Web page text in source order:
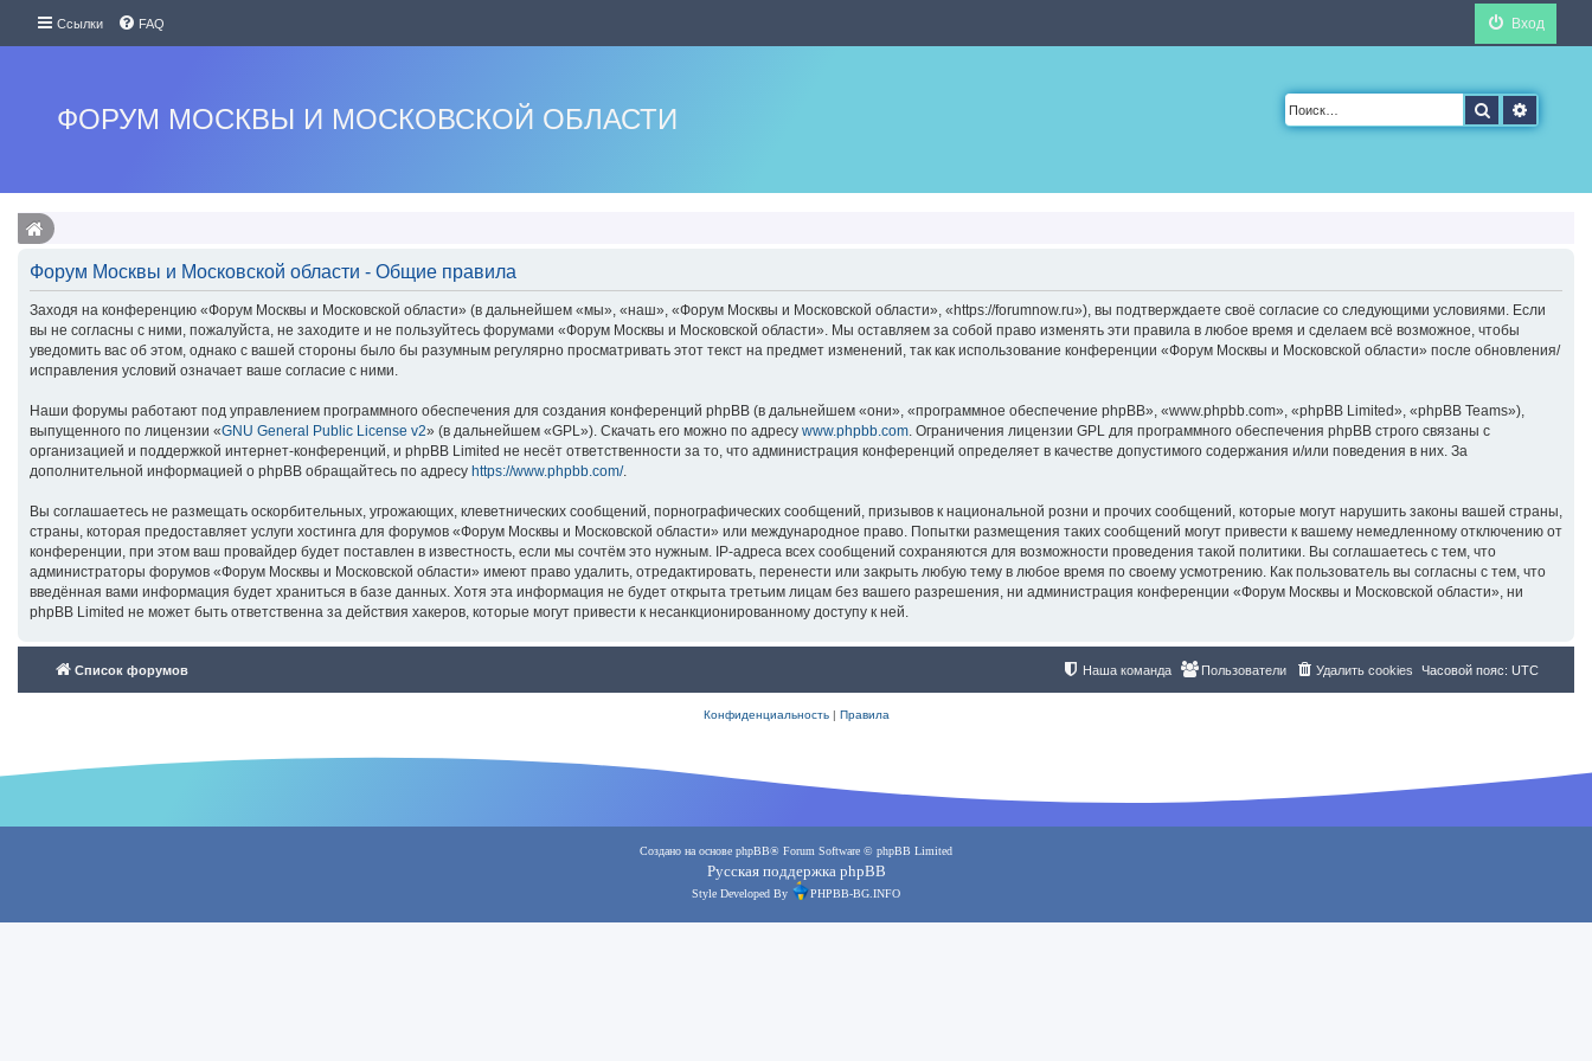
Ссылки FAQ Вход
ФОРУМ МОСКВЫ И МОСКОВСКОЙ ОБЛАСТИ Поиск
Форум Москвы и Московской области - Общие правила
Заходя на конференцию «Форум Москвы и Московской области» (в дальнейшем «мы», «наш», «Форум Москвы и Московской области», «https://forumnow.ru»), вы подтверждаете своё согласие со следующими условиями. Если
вы не согласны с ними, пожалуйста, не заходите и не пользуйтесь форумами «Форум Москвы и Московской области». Мы оставляем за собой право изменять эти правила в любое время и сделаем всё возможное, чтобы
уведомить вас об этом, однако с вашей стороны было бы разумным регулярно просматривать этот текст на предмет изменений, так как использование конференции «Форум Москвы и Московской области» после обновления/
исправления условий означает ваше согласие с ними.
Наши форумы работают под управлением программного обеспечения для создания конференций phpBB (в дальнейшем «они», «программное обеспечение phpBB», «www.phpbb.com», «phpBB Limited», «phpBB Teams»),
выпущенного по лицензии «GNU General Public License v2» (в дальнейшем «GPL»). Скачать его можно по адресу www.phpbb.com. Ограничения лицензии GPL для программного обеспечения phpBB строго связаны с
организацией и поддержкой интернет-конференций, и phpBB Limited не несёт ответственности за то, что администрация конференций определяет в качестве допустимого содержания и/или поведения в них. За
дополнительной информацией о phpBB обращайтесь по адресу https://www.phpbb.com/.
Вы соглашаетесь не размещать оскорбительных, угрожающих, клеветнических сообщений, порнографических сообщений, призывов к национальной розни и прочих сообщений, которые могут нарушить законы вашей страны,
страны, которая предоставляет услуги хостинга для форумов «Форум Москвы и Московской области» или международное право. Попытки размещения таких сообщений могут привести к вашему немедленному отключению от
конференции, при этом ваш провайдер будет поставлен в известность, если мы сочтём это нужным. IP-адреса всех сообщений сохраняются для возможности проведения такой политики. Вы соглашаетесь с тем, что
администраторы форумов «Форум Москвы и Московской области» имеют право удалить, отредактировать, перенести или закрыть любую тему в любое время по своему усмотрению. Как пользователь вы согласны с тем, что
введённая вами информация будет храниться в базе данных. Хотя эта информация не будет открыта третьим лицам без вашего разрешения, ни администрация конференции «Форум Москвы и Московской области», ни
phpBB Limited не может быть ответственна за действия хакеров, которые могут привести к несанкционированному доступу к ней.
Список форумов Часовой пояс: UTC
Удалить cookies
Пользователи
Наша команда
Конфиденциальность| Правила
Создано на основе phpBB® Forum Software © phpBB Limited
Русская поддержка phpBB
Style Developed By PHPBB-BG.INFO